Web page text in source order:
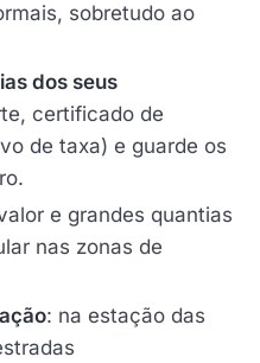
sobretudo ao
dos seus
certificado de
de taxa) e guarde os
e grandes quantias
nas zonas de
: na estação das